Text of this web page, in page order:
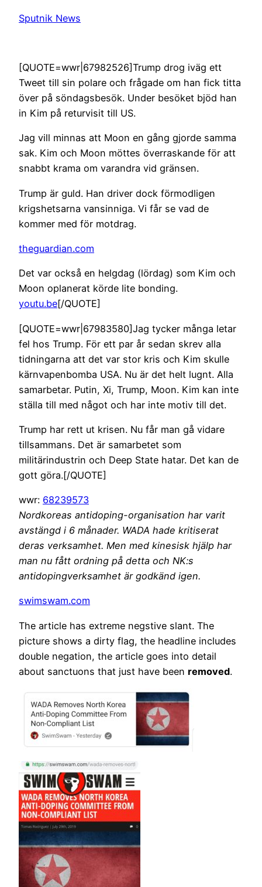
Sputnik News
[QUOTE=wwr|67982526]Trump drog iväg ett
Tweet till sin polare och frågade om han fick titta
över på söndagsbesök. Under besöket bjöd han
in Kim på returvisit till US.
Jag vill minnas att Moon en gång gjorde samma
sak. Kim och Moon möttes överraskande för att
snabbt krama om varandra vid gränsen.
Trump är guld. Han driver dock förmodligen
krigshetsarna vansinniga. Vi får se vad de
kommer med för motdrag.
theguardian.com
Det var också en helgdag (lördag) som Kim och
Moon oplanerat körde lite bonding.
youtu.be[/QUOTE]
[QUOTE=wwr|67983580]Jag tycker många letar
fel hos Trump. För ett par år sedan skrev alla
tidningarna att det var stor kris och Kim skulle
kärnvapenbomba USA. Nu är det helt lugnt. Alla
samarbetar. Putin, Xi, Trump, Moon. Kim kan inte
ställa till med något och har inte motiv till det.
Trump har rett ut krisen. Nu får man gå vidare
tillsammans. Det är samarbetet som
militärindustrin och Deep State hatar. Det kan de
gott göra.[/QUOTE]
wwr: 68239573
Nordkoreas antidoping-organisation har varit
avstängd i 6 månader. WADA hade kritiserat
deras verksamhet. Men med kinesisk hjälp har
man nu fått ordning på detta och NK:s
antidopingverksamhet är godkänd igen.
swimswam.com
The article has extreme negstive slant. The
picture shows a dirty flag, the headline includes
double negation, the article goes into detail
about sanctuons that just have been removed.